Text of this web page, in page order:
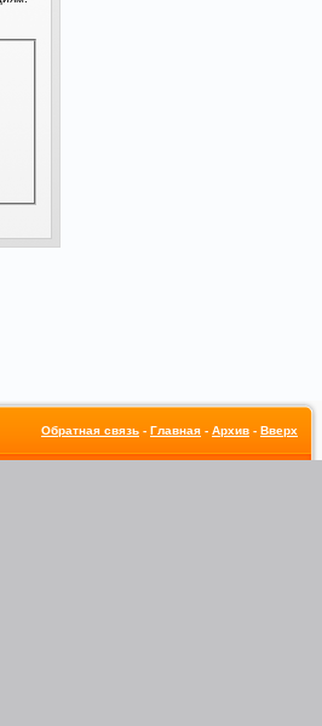
Обратная связь - Главная - Архив - Вверх